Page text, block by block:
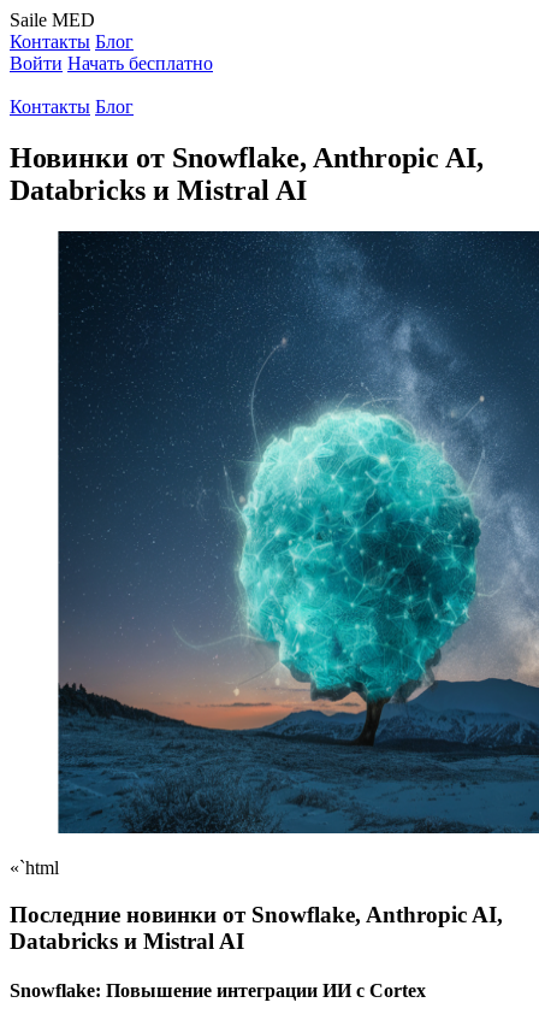
Saile MED
Контакты Блог
Войти Начать бесплатно
Контакты Блог
Новинки от Snowflake, Anthropic AI,
Databricks и Mistral AI
«`html
Последние новинки от Snowflake, Anthropic AI,
Databricks и Mistral AI
Snowflake: Повышение интеграции ИИ с Cortex